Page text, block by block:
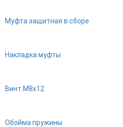
Муфта защитная в сборе
Накладка муфты
Винт М8х12
Обойма пружины